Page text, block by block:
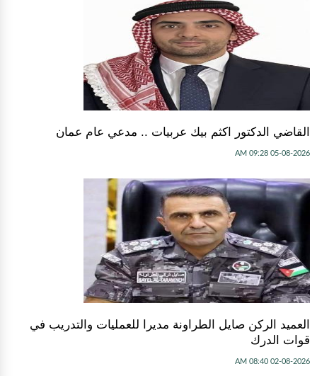
القاضي الدكتور اكثم بيك عربيات .. مدعي عام عمان
05-08-2026 09:28 AM
العميد الركن صايل الطراونة مديرا للعمليات والتدريب في
قوات الدرك
02-08-2026 08:40 AM